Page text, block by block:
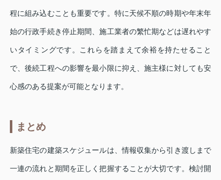
程に組み込むことも重要です。特に天候不順の時期や年末年
始の行政手続き停止期間、施工業者の繁忙期などは遅れやす
いタイミングです。これらを踏まえて余裕を持たせること
で、後続工程への影響を最小限に抑え、施主様に対しても安
心感のある提案が可能となります。
まとめ
新築住宅の建築スケジュールは、情報収集から引き渡しまで
一連の流れと期間を正しく把握することが大切です。検討開